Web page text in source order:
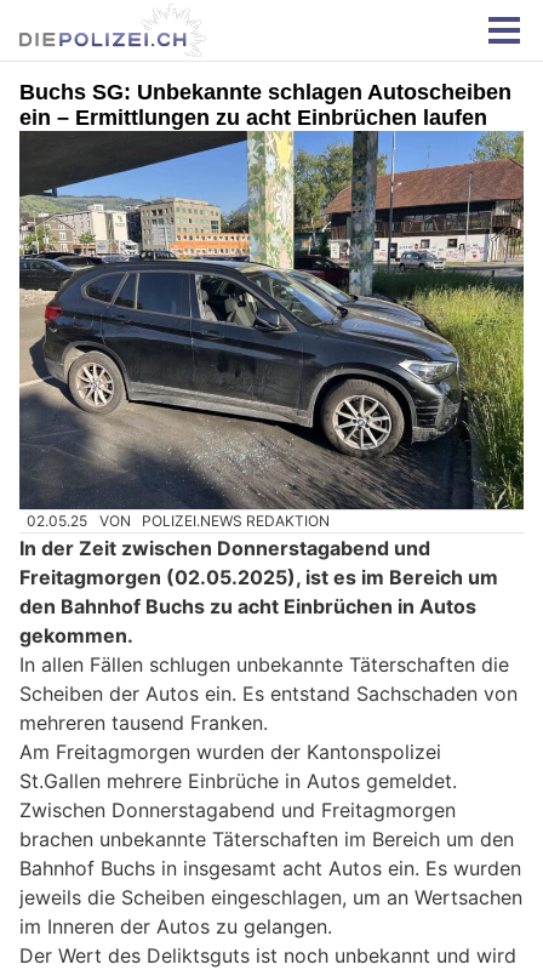
Buchs SG: Unbekannte schlagen Autoscheiben
ein – Ermittlungen zu acht Einbrüchen laufen
02.05.25 VON POLIZEI.NEWS REDAKTION
In der Zeit zwischen Donnerstagabend und
Freitagmorgen (02.05.2025), ist es im Bereich um
den Bahnhof Buchs zu acht Einbrüchen in Autos
gekommen.
In allen Fällen schlugen unbekannte Täterschaften die
Scheiben der Autos ein. Es entstand Sachschaden von
mehreren tausend Franken.
Am Freitagmorgen wurden der Kantonspolizei
St.Gallen mehrere Einbrüche in Autos gemeldet.
Zwischen Donnerstagabend und Freitagmorgen
brachen unbekannte Täterschaften im Bereich um den
Bahnhof Buchs in insgesamt acht Autos ein. Es wurden
jeweils die Scheiben eingeschlagen, um an Wertsachen
im Inneren der Autos zu gelangen.
Der Wert des Deliktsguts ist noch unbekannt und wird